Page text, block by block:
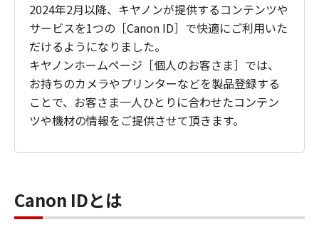
2024年2月以降、キヤノンが提供するコンテンツや
サービスを1つの［Canon ID］で快適にご利用いた
だけるようになりました。
キヤノンホームページ［個人のお客さま］では、
お持ちのカメラやプリンターなどを製品登録する
ことで、お客さま一人ひとりに合わせたコンテン
ツや機材の情報をご提供させて頂きます。
Canon IDとは